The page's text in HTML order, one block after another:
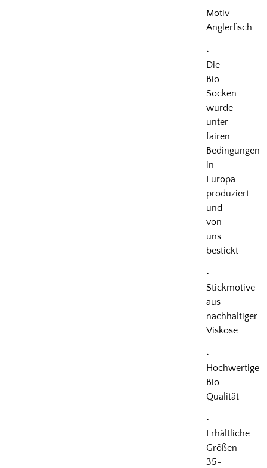
Motiv
Anglerfisch
•
Die
Bio
Socken
wurde
unter
fairen
Bedingungen
in
Europa
produziert
und
von
uns
bestickt
•
Stickmotive
aus
nachhaltiger
Viskose
•
Hochwertige
Bio
Qualität
•
Erhältliche
Größen
35-